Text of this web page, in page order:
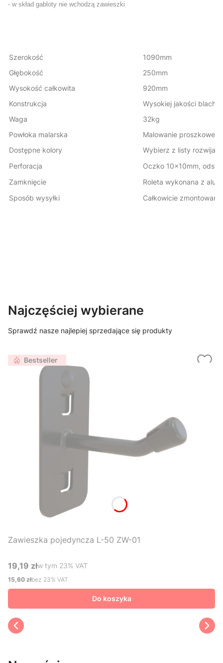
- w skład gabloty nie wchodzą zawieszki
Szerokość
1090mm
Głębokość
250mm
Wysokość całkowita
920mm
Konstrukcja
Wysokiej jakości blacha
Waga
32kg
Powłoka malarska
Malowanie proszkowe
Dostępne kolory
Wybierz z listy
Perforacja
Oczko 10x10mm,
Zamknięcie
Roleta wykonana z
Sposób wysyłki
Całkowicie
Najczęściej wybierane
Sprawdź nasze najlepiej sprzedające się produkty
Bestseller
Zawieszka pojedyncza L-50 ZW-01
Cena brutto
19,19 złw tym %s VAT
w tym 23% VAT
Cena netto
15,60 złbez 23% VAT
Do koszyka